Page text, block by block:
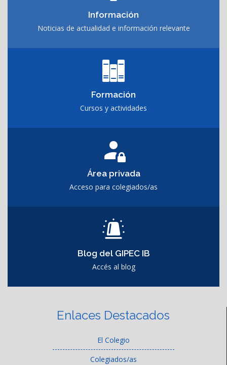
Información
Noticias de actualidad e información relevante
Formación
Cursos y actividades
Área privada
Acceso para colegiados/as
Blog del GIPEC IB
Accés al blog
Enlaces Destacados
El Colegio
Colegiados/as